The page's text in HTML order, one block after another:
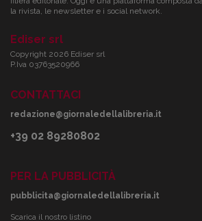
la rivista, le newsletter e i social network.
Ediser srl
Copyright 2026 Ediser srl
P.Iva 03763520966
CONTATTACI
redazione@giornaledellalibreria.it
+39 02 89280802
PER LA PUBBLICITÀ
pubblicita@giornaledellalibreria.it
Scarica il nostro listino